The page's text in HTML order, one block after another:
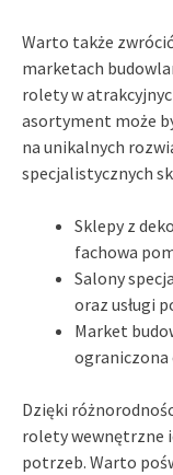
Warto także
marketach
rolety w
asortyment może
na unikalnych
specjalistycznych
Sklepy z
fachowa
Salony
oraz usługi
Market
Dzięki
rolety wewnętrzne
potrzeb. Warto